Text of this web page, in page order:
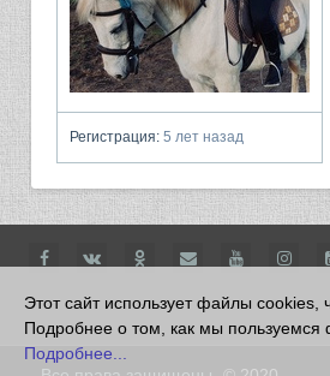
Регистрация: 5 лет назад
Этот сайт использует файлы cookies,
Подробнее о том, как мы пользуемся
Подробнее...